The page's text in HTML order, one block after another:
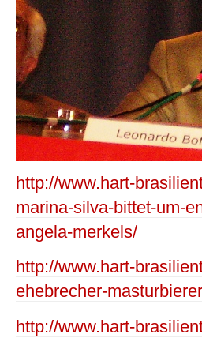
http://www.hart-
marina-silva-bittet-um-
angela-merkels/
http://www.hart-
ehebrecher-
http://www.hart-